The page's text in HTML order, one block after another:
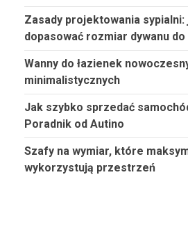
Zasady projektowania sypialni:
dopasować rozmiar dywanu do
Wanny do łazienek
minimalistycznych
Jak szybko sprzedać
Poradnik od Autino
Szafy na wymiar, które
wykorzystują przestrzeń